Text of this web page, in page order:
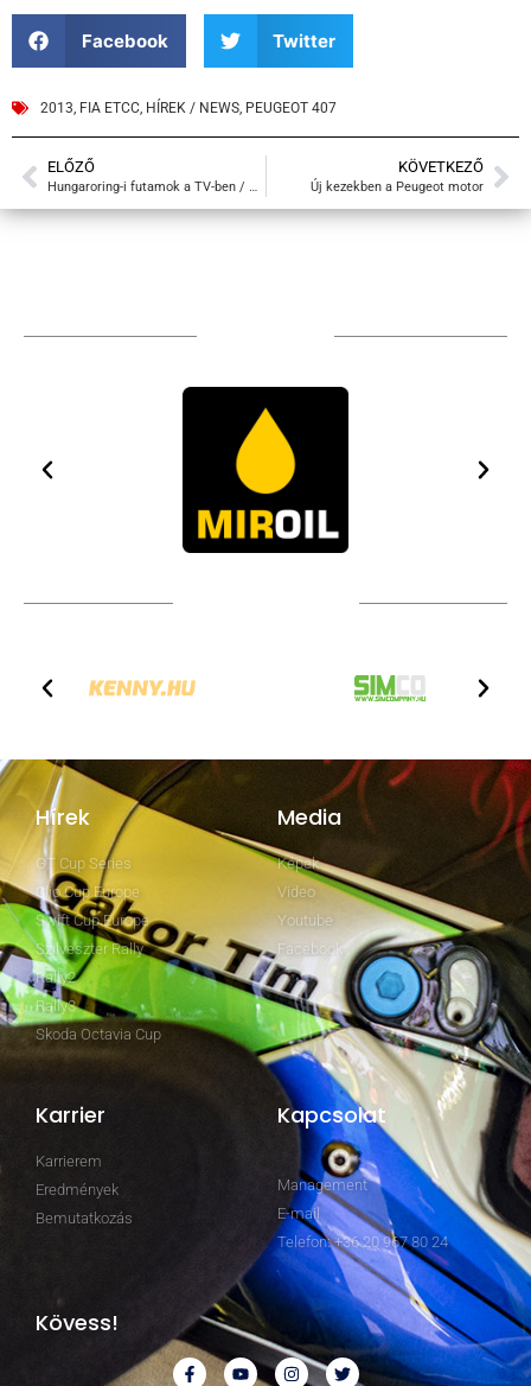
Facebook Twitter
2013, FIA ETCC, HÍREK / NEWS, PEUGEOT 407
ELŐZŐ
Hungaroring-i futamok a TV-ben / Video
KÖVETKEZŐ
Új kezekben a Peugeot motor
Hírek
GT Cup Series
Clio Cup Europe
Swift Cup Europe
Szilveszter Rally
Rally2
Rally3
Skoda Octavia Cup
Media
Képek
Video
Youtube
Facebook
Karrier
Karrierem
Eredmények
Bemutatkozás
Kapcsolat
Management
E-mail
Telefon: +36 20 967 80 24
Kövess!